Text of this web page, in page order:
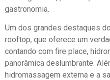
gastronomia.
Um dos grandes destaques
rooftop, que oferece um
contando com fire place,
panorâmica deslumbrante.
hidromassagem externa e a